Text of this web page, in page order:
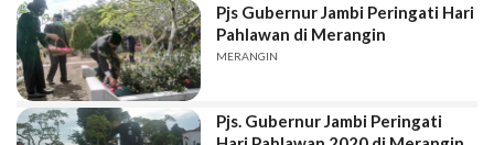
Pjs Gubernur Jambi Peringati Hari
Pahlawan di Merangin
MERANGIN
Pjs. Gubernur Jambi Peringati